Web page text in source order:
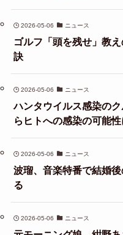
2026-05-06 ニュース
ゴルフ「頭を残せ」教
訣
2026-05-06 ニュース
ハンタウイルス感染の
らヒトへの感染の可能
2026-05-06 ニュース
波瑠、音楽特番で結婚
る
2026-05-06 ニュース